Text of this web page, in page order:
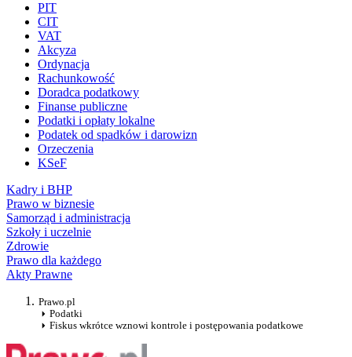
PIT
CIT
VAT
Akcyza
Ordynacja
Rachunkowość
Doradca podatkowy
Finanse publiczne
Podatki i opłaty lokalne
Podatek od spadków i darowizn
Orzeczenia
KSeF
Kadry i BHP
Prawo w biznesie
Samorząd i administracja
Szkoły i uczelnie
Zdrowie
Prawo dla każdego
Akty Prawne
Prawo.pl
Podatki
Fiskus wkrótce wznowi kontrole i postępowania podatkowe